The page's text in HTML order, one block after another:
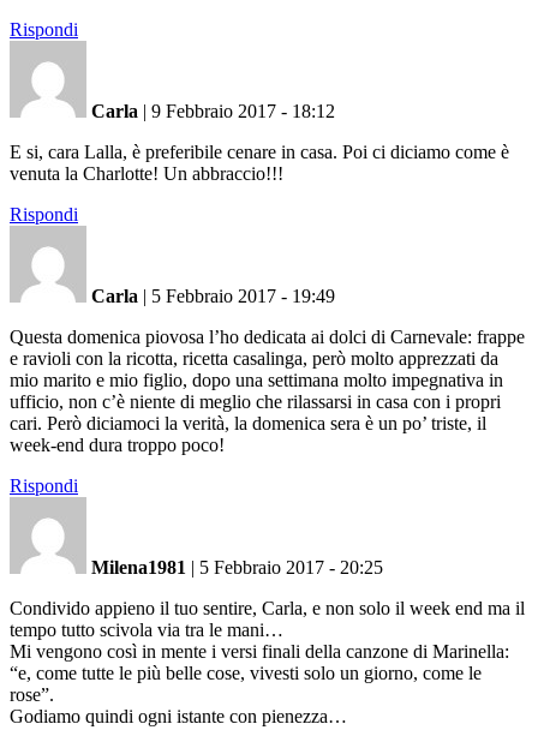
Rispondi
Carla | 9 Febbraio 2017 - 18:12
E si, cara Lalla, è preferibile cenare in casa. Poi ci diciamo come è
venuta la Charlotte! Un abbraccio!!!
Rispondi
Carla | 5 Febbraio 2017 - 19:49
Questa domenica piovosa l’ho dedicata ai dolci di Carnevale: frappe
e ravioli con la ricotta, ricetta casalinga, però molto apprezzati da
mio marito e mio figlio, dopo una settimana molto impegnativa in
ufficio, non c’è niente di meglio che rilassarsi in casa con i propri
cari. Però diciamoci la verità, la domenica sera è un po’ triste, il
week-end dura troppo poco!
Rispondi
Milena1981 | 5 Febbraio 2017 - 20:25
Condivido appieno il tuo sentire, Carla, e non solo il week end ma il
tempo tutto scivola via tra le mani…
Mi vengono così in mente i versi finali della canzone di Marinella:
“e, come tutte le più belle cose, vivesti solo un giorno, come le
rose”.
Godiamo quindi ogni istante con pienezza…